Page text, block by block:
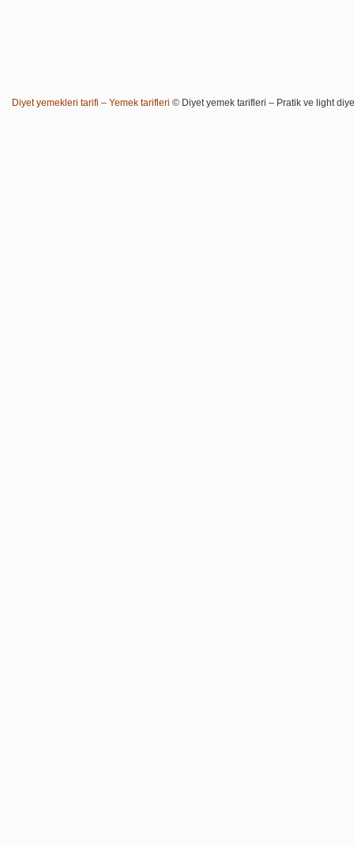
Diyet yemekleri tarifi – Yemek tarifleri © Diyet yemek tarifleri – Pratik ve light